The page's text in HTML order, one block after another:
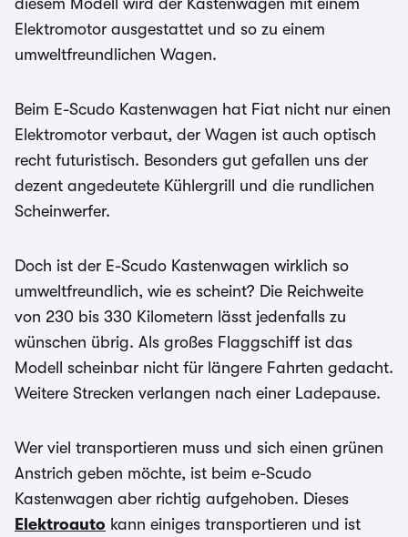
diesem Modell wird der Kastenwagen mit einem
Elektromotor ausgestattet und so zu einem
umweltfreundlichen Wagen.
Beim E-Scudo Kastenwagen hat Fiat nicht nur einen
Elektromotor verbaut, der Wagen ist auch optisch
recht futuristisch. Besonders gut gefallen uns der
dezent angedeutete Kühlergrill und die rundlichen
Scheinwerfer.
Doch ist der E-Scudo Kastenwagen wirklich so
umweltfreundlich, wie es scheint? Die Reichweite
von 230 bis 330 Kilometern lässt jedenfalls zu
wünschen übrig. Als großes Flaggschiff ist das
Modell scheinbar nicht für längere Fahrten gedacht.
Weitere Strecken verlangen nach einer Ladepause.
Wer viel transportieren muss und sich einen grünen
Anstrich geben möchte, ist beim e-Scudo
Kastenwagen aber richtig aufgehoben. Dieses
Elektroauto kann einiges transportieren und ist